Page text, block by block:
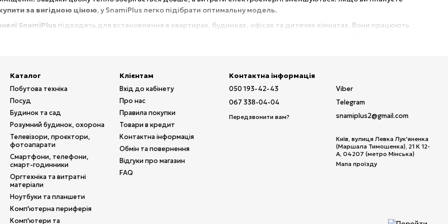
за вигідною ціною, у SnamiPlus легко підібрати оптимальну модель.
SnamiPlus підходять для встановлення в квартирах, будинках, офісах та дитячих кімнатах. Вони працюють
температуру та додатково економити електроенергію.
— чудовий вибір для основного або додаткового обігріву в холодну пору року. Вони прості в догляді та не
техніку для обігріву , вигідні ціни та швидку доставку. Обирайтекерамічні електронагрівальні панелі
теплом та комфортом щодня.
Каталог
Побутова техніка
Посуд
Будинок та сад
Розумний будинок, охорона
Телевізори, проєктори,
фотоапарати
Смартфони, телефони,
смарт-годинники
Оргтехніка та витратні
матеріали
Ноутбуки та планшети
Комп'ютерна периферія
Комп'ютери та
Клієнтам
Вхід до кабінету
Про нас
Правила покупки
Товари в кредит
Контактна інформація
Обмін та повернення
Відгуки про магазин
FAQ
Контактна інформація
050 193-42-43
067 338-04-04
Передзвонити вам?
Viber
Telegram
snamiplus2@gmail.com
Київ, вулиця Левка Лук'яненка
(Маршала Тимошенка), 21 К 12-
А, 04207 (метро Мінська)
Мапа проїзду